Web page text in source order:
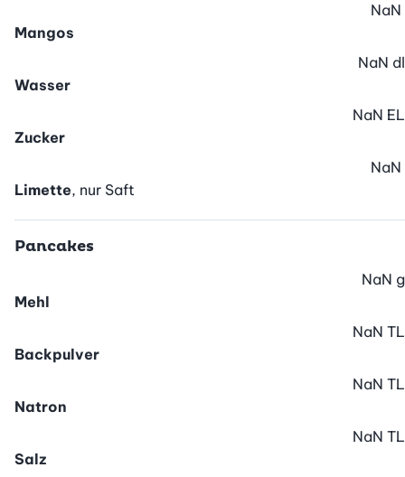
Mangos
NaN
Wasser
NaN dl
Zucker
NaN EL
Limette, nur Saft
NaN
Pancakes
Mehl
NaN g
Backpulver
NaN TL
Natron
NaN TL
Salz
NaN TL